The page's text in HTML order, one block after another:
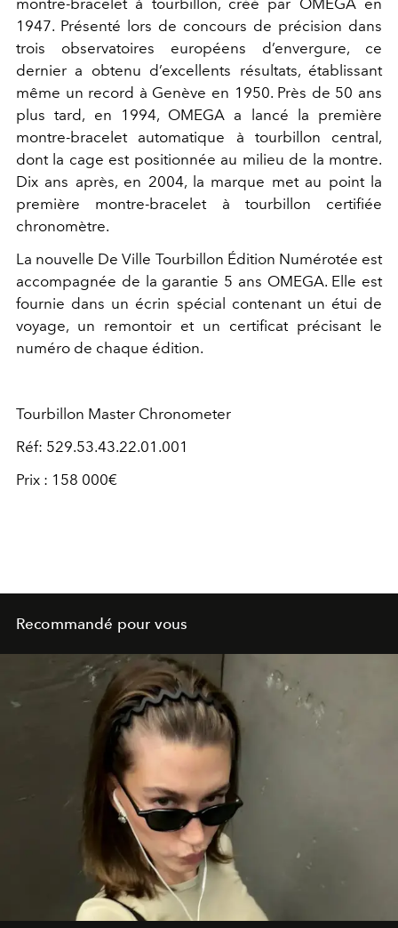
1947. Présenté lors de concours de précision dans
trois observatoires européens d’envergure, ce
dernier a obtenu d’excellents résultats, établissant
même un record à Genève en 1950. Près de 50 ans
plus tard, en 1994, OMEGA a lancé la première
montre-bracelet automatique à tourbillon central,
dont la cage est positionnée au milieu de la montre.
Dix ans après, en 2004, la marque met au point la
première montre-bracelet à tourbillon certifiée
chronomètre.
La nouvelle De Ville Tourbillon Édition Numérotée est
accompagnée de la garantie 5 ans OMEGA. Elle est
fournie dans un écrin spécial contenant un étui de
voyage, un remontoir et un certificat précisant le
numéro de chaque édition.
Tourbillon Master Chronometer
Réf: 529.53.43.22.01.001
Prix : 158 000€
Recommandé pour vous